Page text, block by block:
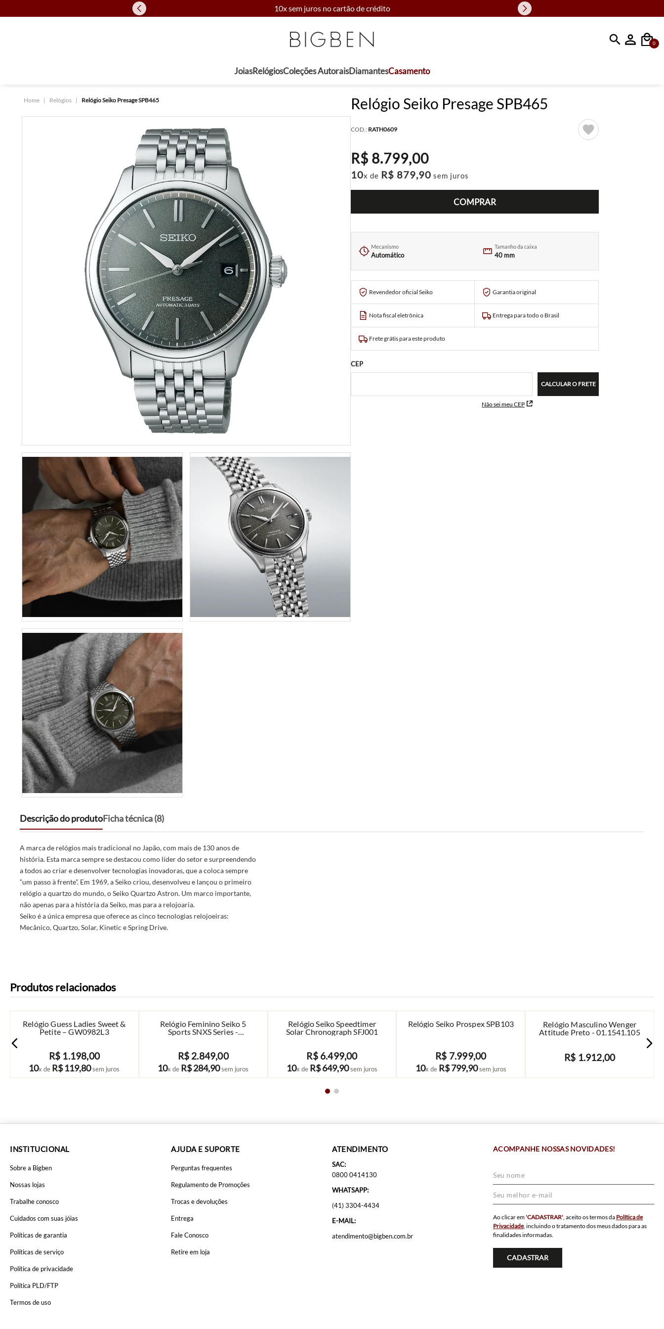
10x sem juros no cartão de crédito
Faça sua busca
0
JoiasRelógiosColeções AutoraisDiamantesCasamento
Relógios Relógio Seiko Presage SPB465 Relógio Seiko Presage SPB465
COD.: RATH0609
R$ 8.799,00
10x de R$ 879,90 sem juros
COMPRAR
Mecanismo
Automático
Tamanho da caixa
40 mm
Revendedor oficial Seiko Garantia original
Nota fiscal eletrônica Entrega para todo o Brasil
Frete grátis para este produto
CEP
Não sei meu CEP
CALCULAR O FRETE
Descrição do produtoFicha técnica (8)
A marca de relógios mais tradicional no Japão, com mais de 130 anos de
história. Esta marca sempre se destacou como líder do setor e surpreendendo
a todos ao criar e desenvolver tecnologias inovadoras, que a coloca sempre
“um passo à frente”. Em 1969, a Seiko criou, desenvolveu e lançou o primeiro
relógio a quartzo do mundo, o Seiko Quartzo Astron. Um marco importante,
não apenas para a história da Seiko, mas para a relojoaria.
Seiko é a única empresa que oferece as cinco tecnologias relojoeiras:
Mecânico, Quartzo, Solar, Kinetic e Spring Drive.
Produtos relacionados
Relógio Guess Ladies Sweet &
Petite – GW0982L3
R$ 1.198,00
10x de R$ 119,80sem juros
COMPRAR
Relógio Feminino Seiko 5
Sports SNXS Series -
R$ 2.849,00
10x de R$284,90sem juros
COMPRAR
Relógio Seiko Speedtimer
Solar Chronograph SFJ001
R$ 6.499,00
10x de R$649,90sem juros
COMPRAR
Relógio Seiko Prospex SPB103
R$ 7.999,00
10x de R$799,90sem juros
COMPRAR
Relógio Masculino Wenger
Attitude Preto - 01.1541.105
R$ 1.912,00
AVISE-ME
INSTITUCIONAL
Sobre a Bigben
Nossas lojas
Trabalhe conosco
Cuidados com suas jóias
Políticas de garantia
Políticas de serviço
Política de privacidade
Política PLD/FTP
Termos de uso
AJUDA E SUPORTE
Perguntas frequentes
Regulamento de Promoções
Trocas e devoluções
Entrega
Fale Conosco
Retire em loja
ATENDIMENTO
SAC:
0800 0414130
WHATSAPP:
(41) 3304-4434
E-MAIL:
atendimento@bigben.com.br
ACOMPANHE NOSSAS NOVIDADES!
Ao clicar em'CADASTRAR', aceito os termos da Política de
Privacidade, incluindo o tratamento dos meus dados para as
finalidades informadas.
CADASTRAR